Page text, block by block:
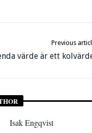
Previous
värde är ett
Isak Engqvist